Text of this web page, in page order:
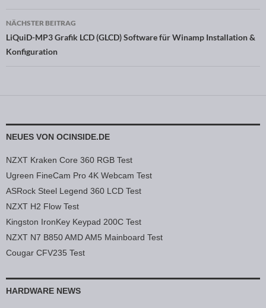
NÄCHSTER BEITRAG
LiQuiD-MP3 Grafik LCD (GLCD) Software für Winamp Installation &
Konfiguration
NEUES VON OCINSIDE.DE
NZXT Kraken Core 360 RGB Test
Ugreen FineCam Pro 4K Webcam Test
ASRock Steel Legend 360 LCD Test
NZXT H2 Flow Test
Kingston IronKey Keypad 200C Test
NZXT N7 B850 AMD AM5 Mainboard Test
Cougar CFV235 Test
HARDWARE NEWS